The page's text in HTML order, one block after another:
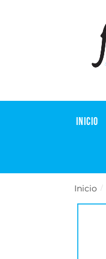
INICIO
Inicio /